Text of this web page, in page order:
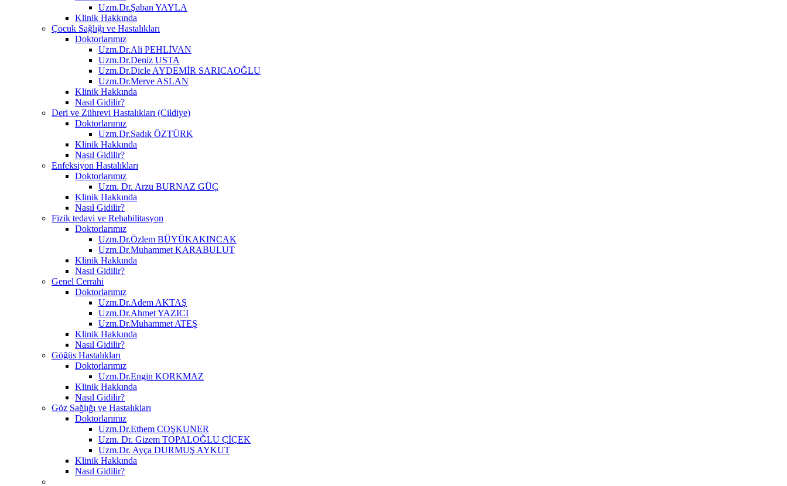
Uzm.Dr.Şaban YAYLA
Klinik Hakkında
Çocuk Sağlığı ve Hastalıkları
Doktorlarımız
Uzm.Dr.Ali PEHLİVAN
Uzm.Dr.Deniz USTA
Uzm.Dr.Dicle AYDEMİR SARICAOĞLU
Uzm.Dr.Merve ASLAN
Klinik Hakkında
Nasıl Gidilir?
Deri ve Zührevi Hastalıkları (Cildiye)
Doktorlarımız
Uzm.Dr.Sadık ÖZTÜRK
Klinik Hakkında
Nasıl Gidilir?
Enfeksiyon Hastalıkları
Doktorlarımız
Uzm. Dr. Arzu BURNAZ GÜÇ
Klinik Hakkında
Nasıl Gidilir?
Fizik tedavi ve Rehabilitasyon
Doktorlarımız
Uzm.Dr.Özlem BÜYÜKAKINCAK
Uzm.Dr.Muhammet KARABULUT
Klinik Hakkında
Nasıl Gidilir?
Genel Cerrahi
Doktorlarımız
Uzm.Dr.Adem AKTAŞ
Uzm.Dr.Ahmet YAZICI
Uzm.Dr.Muhammet ATEŞ
Klinik Hakkında
Nasıl Gidilir?
Göğüs Hastalıkları
Doktorlarımız
Uzm.Dr.Engin KORKMAZ
Klinik Hakkında
Nasıl Gidilir?
Göz Sağlığı ve Hastalıkları
Doktorlarımız
Uzm.Dr.Ethem COŞKUNER
Uzm. Dr. Gizem TOPALOĞLU ÇİÇEK
Uzm.Dr. Ayça DURMUŞ AYKUT
Klinik Hakkında
Nasıl Gidilir?